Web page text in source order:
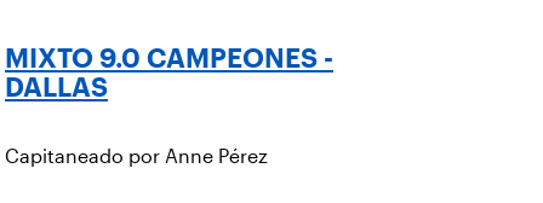
MIXTO 9.0 CAMPEONES -
DALLAS
Capitaneado por Anne Pérez